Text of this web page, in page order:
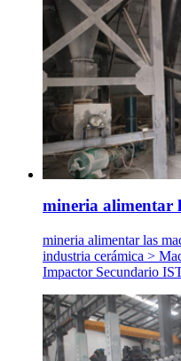
mineria alimentar
mineria alimentar las
industria cerámica >
Impactor Secundario